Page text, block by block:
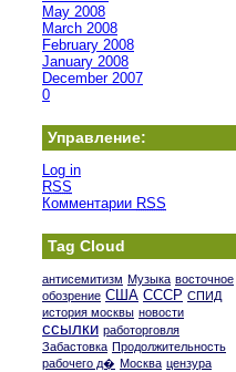
May 2008
March 2008
February 2008
January 2008
December 2007
0
Управление:
Log in
RSS
Комментарии RSS
Tag Cloud
антисемитизм Музыка восточное
обозрение США СССР СПИД
история москвы новости
ссылки работорговля
Забастовка Продолжительность
рабочего д� Москва цензура